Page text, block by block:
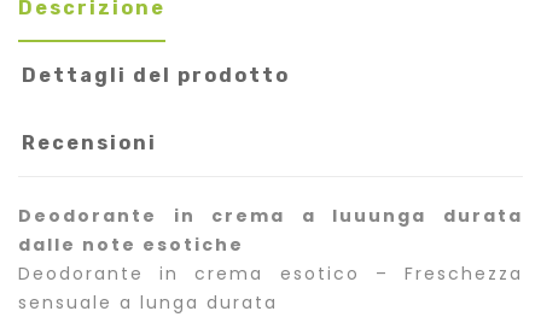
Descrizione
Dettagli del prodotto
Recensioni
Deodorante in crema a luuunga durata
dalle note esotiche
Deodorante in crema esotico – Freschezza
sensuale a lunga durata